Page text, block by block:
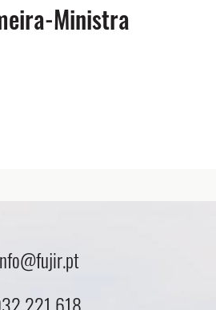
Ministra